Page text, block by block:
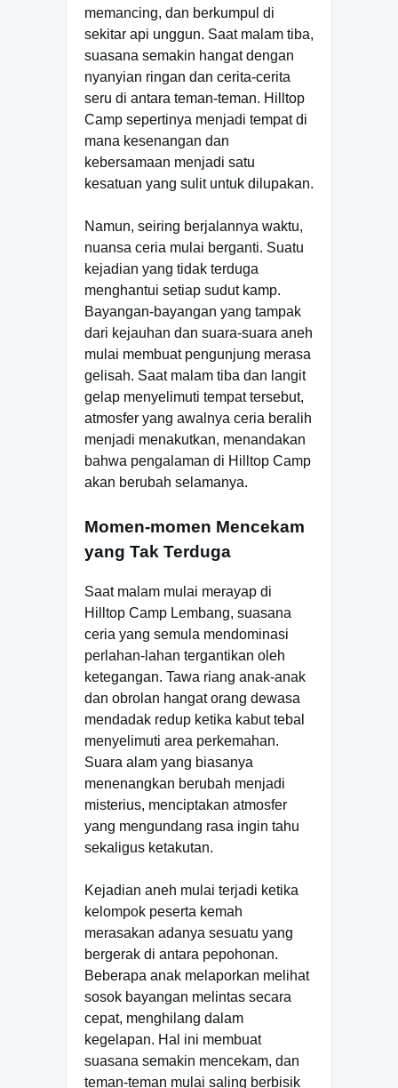
memancing, dan berkumpul di
sekitar api unggun. Saat malam tiba,
suasana semakin hangat dengan
nyanyian ringan dan cerita-cerita
seru di antara teman-teman. Hilltop
Camp sepertinya menjadi tempat di
mana kesenangan dan
kebersamaan menjadi satu
kesatuan yang sulit untuk dilupakan.
Namun, seiring berjalannya waktu,
nuansa ceria mulai berganti. Suatu
kejadian yang tidak terduga
menghantui setiap sudut kamp.
Bayangan-bayangan yang tampak
dari kejauhan dan suara-suara aneh
mulai membuat pengunjung merasa
gelisah. Saat malam tiba dan langit
gelap menyelimuti tempat tersebut,
atmosfer yang awalnya ceria beralih
menjadi menakutkan, menandakan
bahwa pengalaman di Hilltop Camp
akan berubah selamanya.
Momen-momen Mencekam
yang Tak Terduga
Saat malam mulai merayap di
Hilltop Camp Lembang, suasana
ceria yang semula mendominasi
perlahan-lahan tergantikan oleh
ketegangan. Tawa riang anak-anak
dan obrolan hangat orang dewasa
mendadak redup ketika kabut tebal
menyelimuti area perkemahan.
Suara alam yang biasanya
menenangkan berubah menjadi
misterius, menciptakan atmosfer
yang mengundang rasa ingin tahu
sekaligus ketakutan.
Kejadian aneh mulai terjadi ketika
kelompok peserta kemah
merasakan adanya sesuatu yang
bergerak di antara pepohonan.
Beberapa anak melaporkan melihat
sosok bayangan melintas secara
cepat, menghilang dalam
kegelapan. Hal ini membuat
suasana semakin mencekam, dan
teman-teman mulai saling berbisik